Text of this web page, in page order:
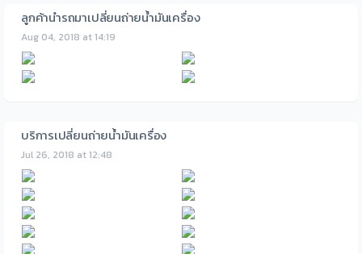
ลูกค้านำรถมาเปลี่ยนถ่ายน้ำมันเครื่อง
Aug 04, 2018 at 14:19
บริการเปลี่ยนถ่ายน้ำมันเครื่อง
Jul 26, 2018 at 12:48